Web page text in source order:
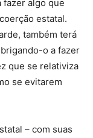
fazer algo que
estatal.
também terá
o a fazer
que se relativiza
se evitarem
– com suas